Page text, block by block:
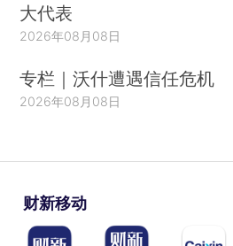
大代表
2026年08月08日
专栏｜沃什遭遇信任危机
2026年08月08日
财新移动